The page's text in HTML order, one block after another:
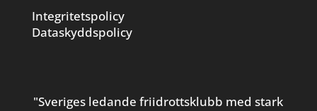
Integritetspolicy
Dataskyddspolicy
"Sveriges ledande friidrottsklubb med stark